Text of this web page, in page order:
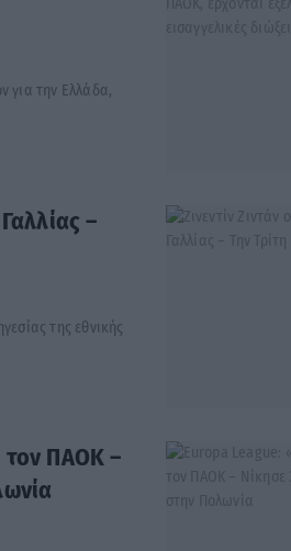
για την Ελλάδα,
–
της εθνικής
τον ΠΑΟΚ –